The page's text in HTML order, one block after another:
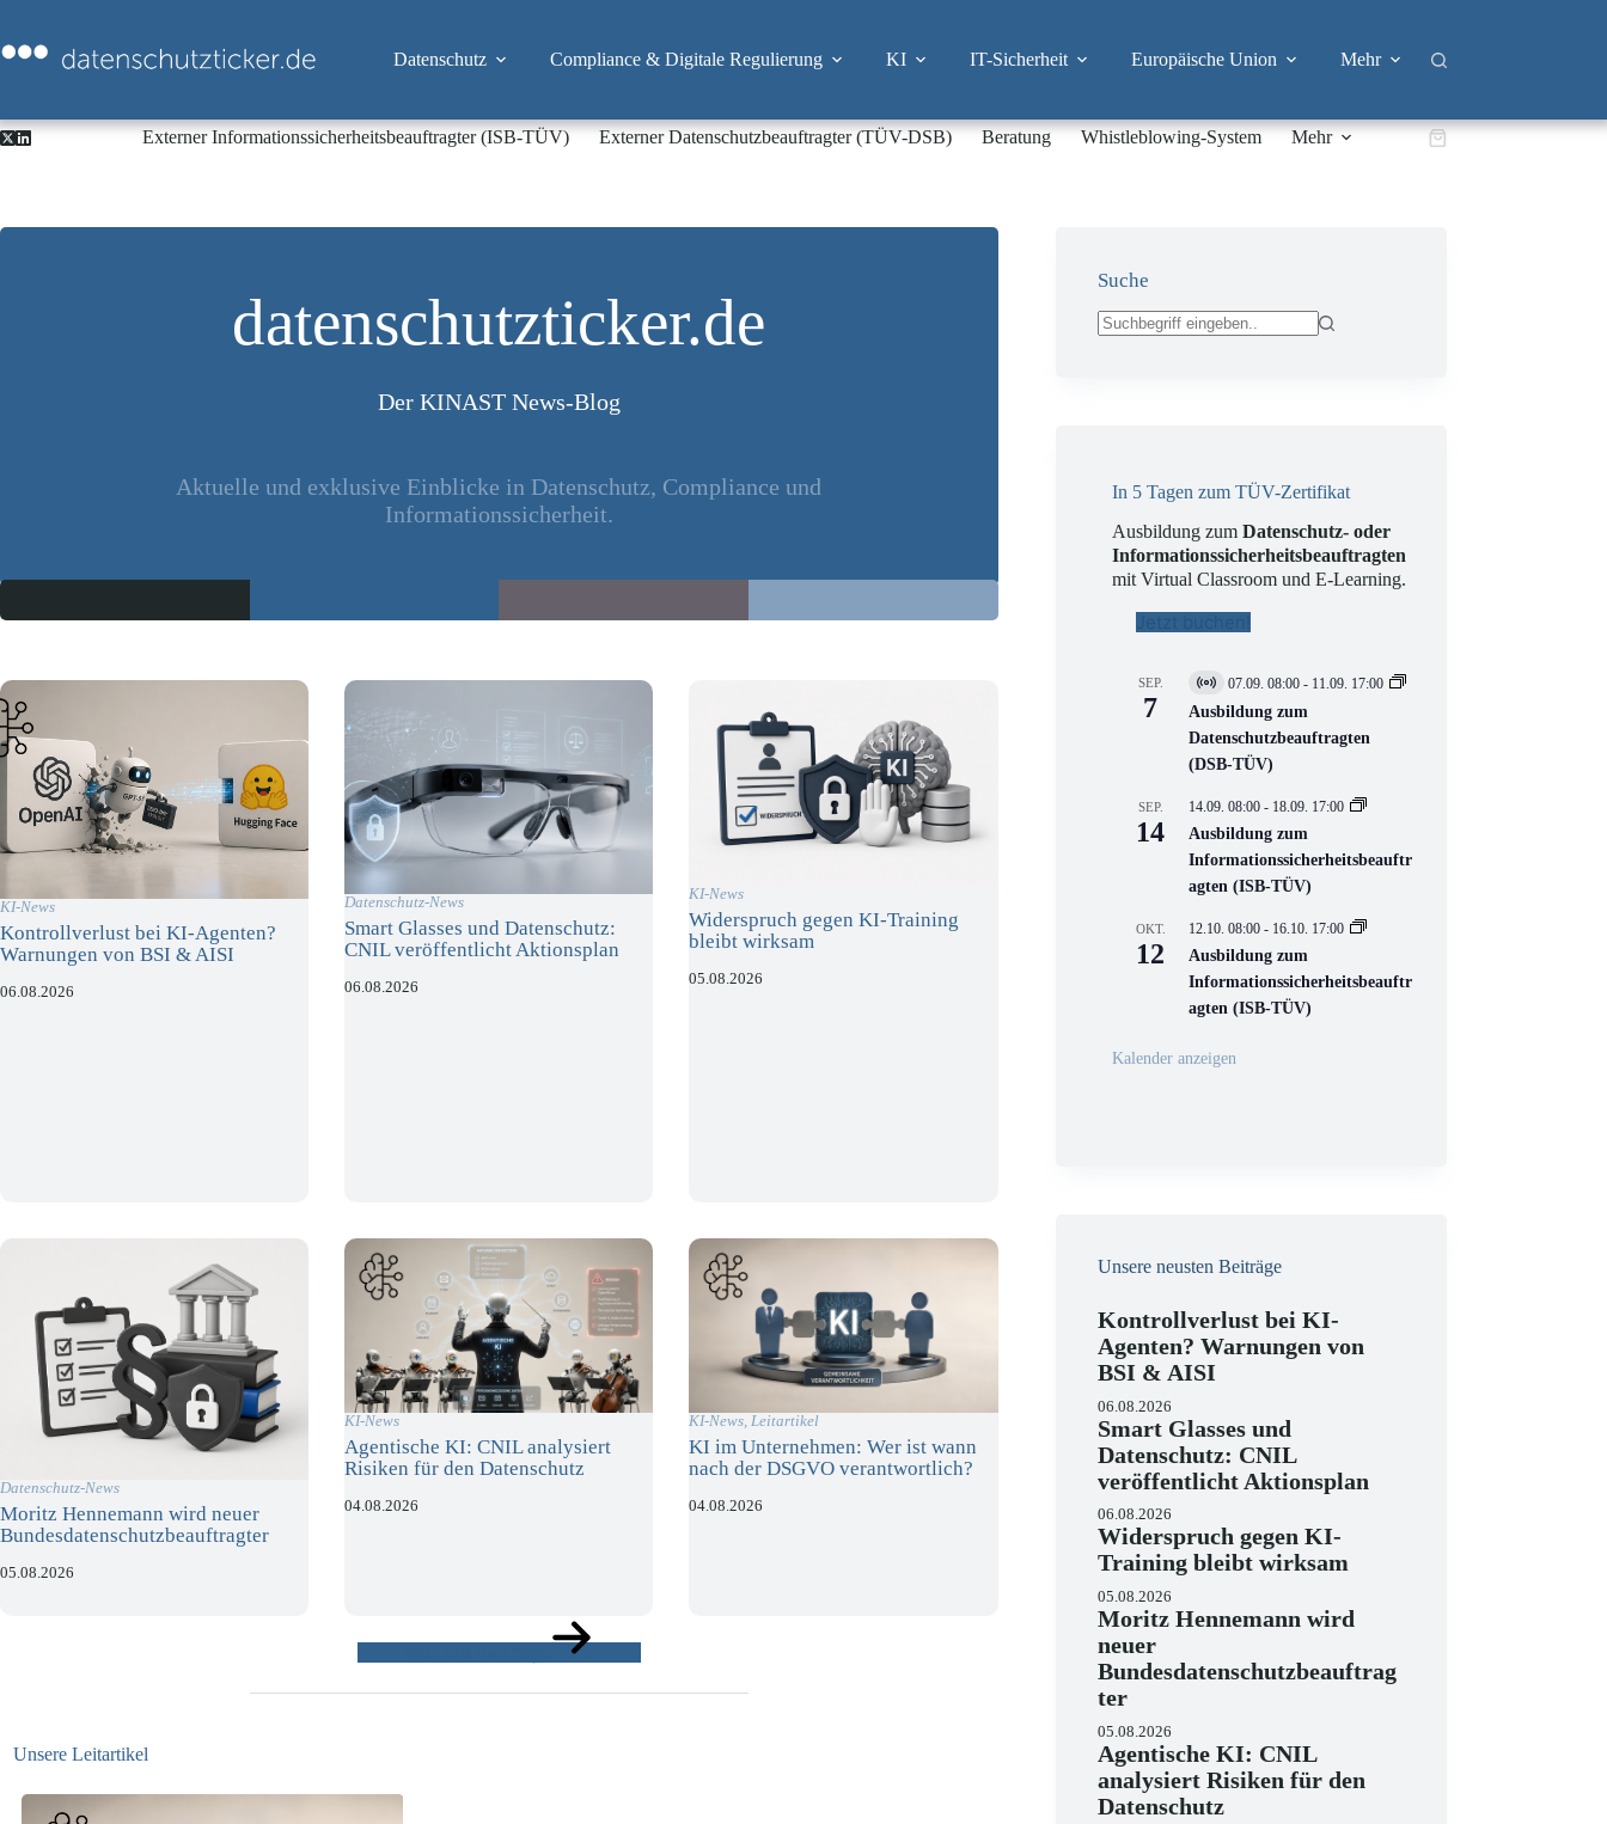
springen
Datenschutz Compliance & Digitale Regulierung KI IT-Sicherheit Europäische Union Mehr
Externer Informationssicherheitsbeauftragter (ISB-TÜV) Externer Datenschutzbeauftragter (TÜV-DSB) Beratung Whistleblowing-System Mehr Warenkorb
datenschutzticker.de
Der KINAST News-Blog
Aktuelle und exklusive Einblicke in Datenschutz, Compliance und
Informationssicherheit.
KI-News
Kontrollverlust bei KI-Agenten?
Warnungen von BSI & AISI
06.08.2026
Datenschutz-News
Smart Glasses und Datenschutz:
CNIL veröffentlicht Aktionsplan
06.08.2026
KI-News
Widerspruch gegen KI-Training
bleibt wirksam
05.08.2026
Datenschutz-News
Moritz Hennemann wird neuer
Bundesdatenschutzbeauftragter
05.08.2026
KI-News
Agentische KI: CNIL analysiert
Risiken für den Datenschutz
04.08.2026
KI-News Leitartikel
KI im Unternehmen: Wer ist wann
nach der DSGVO verantwortlich?
04.08.2026
Unsere Leitartikel
Suche
In 5 Tagen zum TÜV-Zertifikat
Ausbildung zumDatenschutz- oder
Informationssicherheitsbeauftragten
mit Virtual Classroom und E-Learning.
Jetzt buchen!
SEP.
7
V
i
t
u
l
V
e
r
n
s
t
a
t
n
07.09. 08:00 - 11.09. 17:00
Ausbildung zum
Datenschutzbeauftragten
(DSB-TÜV)
SEP.
14
14.09. 08:00 - 18.09. 17:00
Ausbildung zum
Informationssicherheitsbeauftr
agten (ISB-TÜV)
OKT.
12
12.10. 08:00 - 16.10. 17:00
Ausbildung zum
Informationssicherheitsbeauftr
agten (ISB-TÜV)
Kalender anzeigen
Unsere neusten Beiträge
Kontrollverlust bei KI-
Agenten? Warnungen von
BSI & AISI
06.08.2026
Smart Glasses und
Datenschutz: CNIL
veröffentlicht Aktionsplan
06.08.2026
Widerspruch gegen KI-
Training bleibt wirksam
05.08.2026
Moritz Hennemann wird
neuer
Bundesdatenschutzbeauftrag
ter
05.08.2026
Agentische KI: CNIL
analysiert Risiken für den
Datenschutz